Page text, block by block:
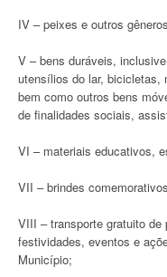
IV – peixes e outros
V – bens duráveis,
utensílios do lar, bicicletas,
bem como outros bens
de finalidades sociais,
VI – materiais educativos,
VII – brindes
VIII – transporte gratuito de
festividades, eventos e
Município;